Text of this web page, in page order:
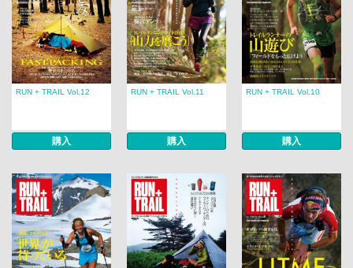
RUN + TRAIL Vol.12
購入
RUN + TRAIL Vol.11
購入
RUN + TRAIL Vol.10
購入